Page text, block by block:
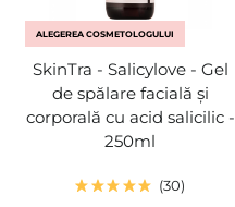
ALEGEREA COSMETOLOGULUI
SkinTra - Salicylove - Gel
de spălare facială și
corporală cu acid salicilic -
250ml
30